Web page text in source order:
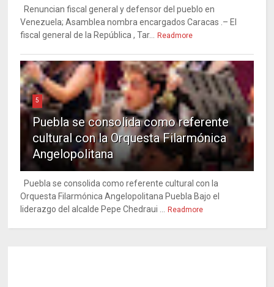
Renuncian fiscal general y defensor del pueblo en
Venezuela; Asamblea nombra encargados Caracas .– El
fiscal general de la República , Tar... Readmore
5
Puebla se consolida como referente
cultural con la Orquesta Filarmónica
Angelopolitana
Puebla se consolida como referente cultural con la
Orquesta Filarmónica Angelopolitana Puebla Bajo el
liderazgo del alcalde Pepe Chedraui ... Readmore